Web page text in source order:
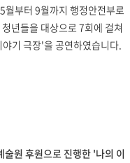
월부터 9월까지 행정안전부로
년들을 대상으로 7회에 걸쳐
기 극장'을 공연하였습니다.
술원 후원으로 진행한 '나의 이